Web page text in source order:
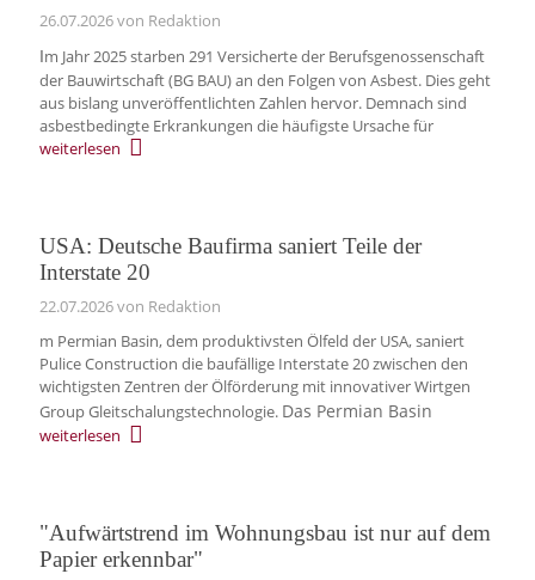
26.07.2026von Redaktion
Im Jahr 2025 starben 291 Versicherte der Berufsgenossenschaft
der Bauwirtschaft (BG BAU) an den Folgen von Asbest. Dies geht
aus bislang unveröffentlichten Zahlen hervor. Demnach sind
asbestbedingte Erkrankungen die häufigste Ursache für
weiterlesen
USA: Deutsche Baufirma saniert Teile der
Interstate 20
22.07.2026von Redaktion
m Permian Basin, dem produktivsten Ölfeld der USA, saniert
Pulice Construction die baufällige Interstate 20 zwischen den
wichtigsten Zentren der Ölförderung mit innovativer Wirtgen
Group Gleitschalungstechnologie. Das Permian Basin
weiterlesen
"Aufwärtstrend im Wohnungsbau ist nur auf dem
Papier erkennbar"